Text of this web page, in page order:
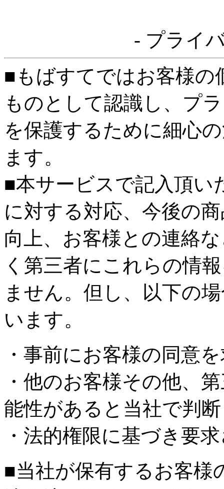
- プライ
■もばすてではお客様の
ものとして認識し、プ
を保護するために細心
ます。
■本サービスで記入頂い
に対する対応、今後の
向上、お客様との連絡
く第三者にこれらの情
ません。但し、以下の
います。
・事前にお客様の同意
・他のお客様その他、
能性があると当社で判
・法的権限に基づき要
■当社が保有するお客様